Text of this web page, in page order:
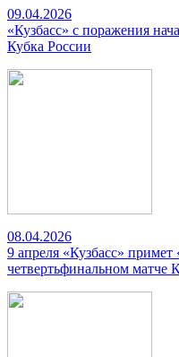
09.04.2026
«Кузбасс» с поражения
Кубка России
08.04.2026
9 апреля «Кузбасс»
четвертьфинальном матче